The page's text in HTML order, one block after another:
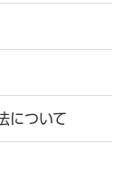
について